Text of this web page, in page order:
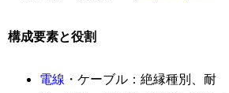
構成要素と役割
電線 ・ケーブル：絶縁種別、耐